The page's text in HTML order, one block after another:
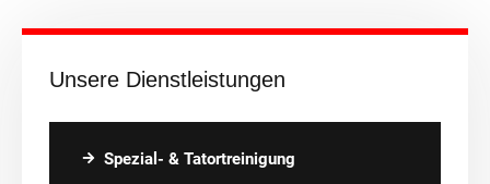
Unsere Dienstleistungen
Spezial- & Tatortreinigung